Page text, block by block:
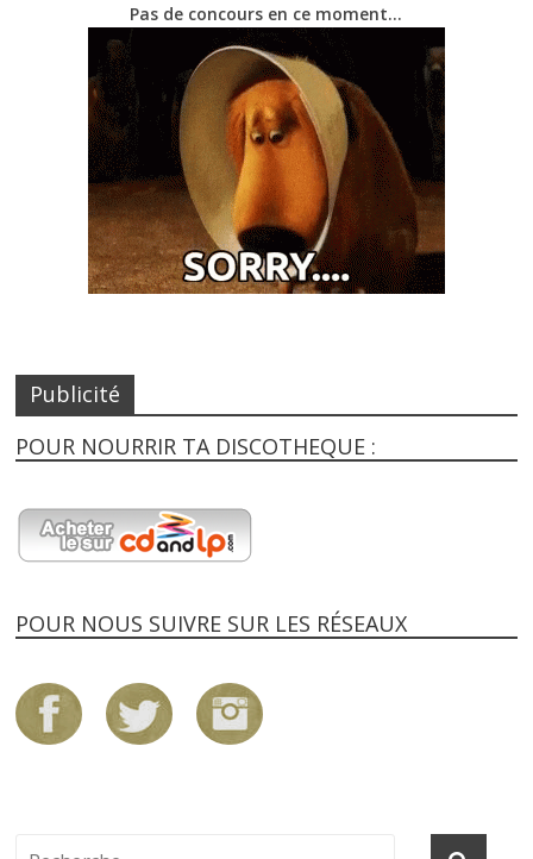
Pas de concours en ce moment…
Publicité
POUR NOURRIR TA DISCOTHEQUE :
POUR NOUS SUIVRE SUR LES RÉSEAUX